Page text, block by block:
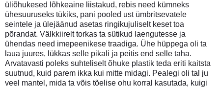
üliõhukesed lõhkeaine liistakud, rebis need kümneks
ühesuuruseks tükiks, pani pooled ust ümbritsevatele
seintele ja ülejäänud asetas ringikujuliselt keset toa
põrandat. Välkkiirelt torkas ta sütikud laengutesse ja
ühendas need imepeenikese traadiga. Ühe hüppega oli ta
laua juures, lükkas selle pikali ja peitis end selle taha.
Arvatavasti poleks suhteliselt õhuke plastik teda eriti kaitsta
suutnud, kuid parem ikka kui mitte midagi. Pealegi oli tal ju
veel mantel, mida ta võis tõelise ohu korral kasutada, kuigi